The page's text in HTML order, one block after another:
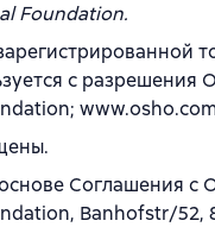
Foundation.
с разрешения
Соглашения с
Banhofstr/52,